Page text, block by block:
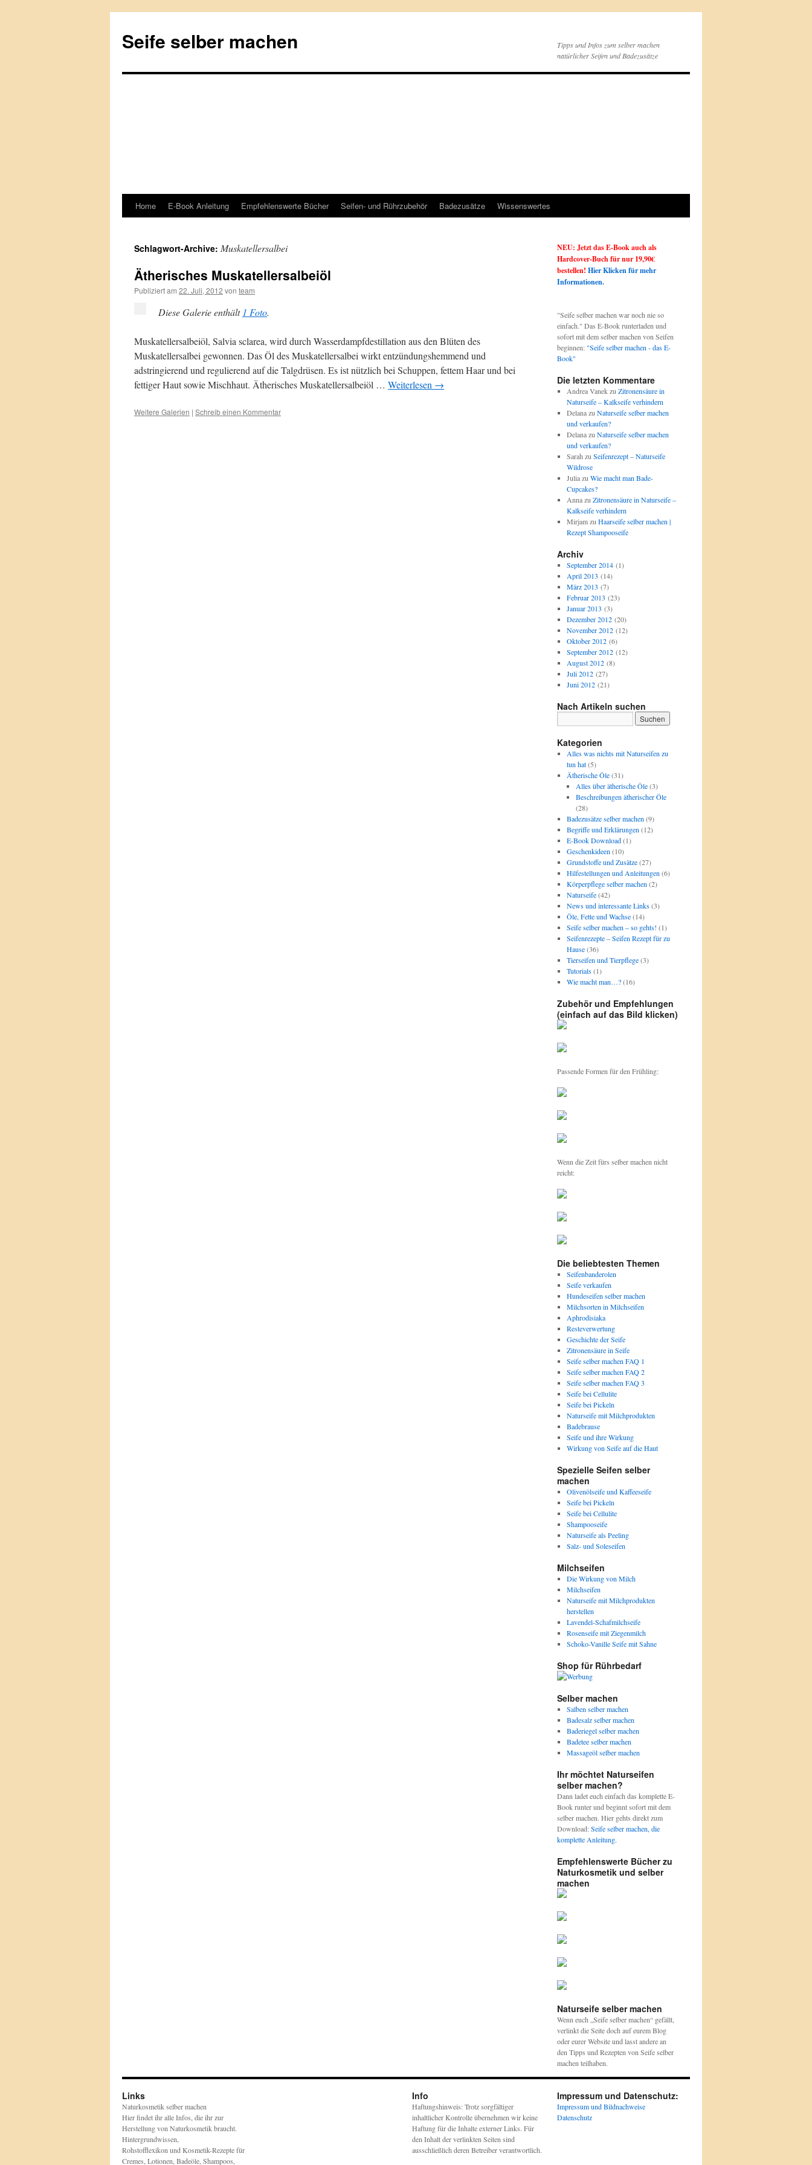
Seife selber machen
Tipps und Infos zum selber machen
natürlicher Seifen und Badezusätze
Springe
Inhalt
Home E-Book Anleitung Empfehlenswerte Bücher Seifen- und Rührzubehör Badezusätze Wissenswertes
Schlagwort-Archive: Muskatellersalbei
Ätherisches Muskatellersalbeiöl
Publiziert am 22. Juli, 2012 von team
Diese Galerie enthält 1 Foto.
Muskatellersalbeiöl, Salvia sclarea, wird durch Wasserdampfdestillation aus den Blüten des
Muskatellersalbei gewonnen. Das Öl des Muskatellersalbei wirkt entzündungshemmend und
adstringierend und regulierend auf die Talgdrüsen. Es ist nützlich bei Schuppen, fettem Haar und bei
fettiger Haut sowie Mischhaut. Ätherisches Muskatellersalbeiöl … Weiterlesen →
Weitere Galerien | Schreib einen Kommentar
NEU: Jetzt das E-Book auch als
Hardcover-Buch für nur 19,90€
bestellen! Hier Klicken für mehr
Informationen.
"Seife selber machen war noch nie so
einfach." Das E-Book runterladen und
sofort mit dem selber machen von Seifen
beginnen: "Seife selber machen - das E-
Book"
Die letzten Kommentare
Andrea Vanekzu Zitronensäure in
Naturseife – Kalkseife verhindern
Delanazu Naturseife selber machen
und verkaufen?
Delanazu Naturseife selber machen
und verkaufen?
Sarah zu Seifenrezept – Naturseife
Wildrose
Juliazu Wie macht man Bade-
Cupcakes?
Annazu Zitronensäure in Naturseife –
Kalkseife verhindern
Mirjamzu Haarseife selber machen |
Rezept Shampooseife
Archiv
September 2014(1)
April 2013 (14)
März 2013 (7)
Februar 2013 (23)
Januar 2013 (3)
Dezember 2012(20)
November 2012(12)
Oktober 2012(6)
September 2012(12)
August 2012(8)
Juli 2012(27)
Juni 2012(21)
Nach Artikeln suchen
Kategorien
Alles was nichts mit Naturseifen zu
tun hat(5)
Ätherische Öle(31)
Alles über ätherische Öle(3)
Beschreibungen ätherischer Öle
(28)
Badezusätze selber machen (9)
Begriffe und Erklärungen (12)
E-Book Download(1)
Geschenkideen (10)
Grundstoffe und Zusätze(27)
Hilfestellungen und Anleitungen (6)
Körperpflege selber machen (2)
Naturseife(42)
News und interessante Links(3)
Öle, Fette und Wachse(14)
Seife selber machen – so gehts! (1)
Seifenrezepte – Seifen Rezept für zu
Hause(36)
Tierseifen und Tierpflege(3)
Tutorials(1)
Wie macht man…?(16)
Zubehör und Empfehlungen
(einfach auf das Bild klicken)
Passende Formen für den Frühling:
Wenn die Zeit fürs selber machen nicht
reicht:
Die beliebtesten Themen
Seifenbanderolen
Seife verkaufen
Hundeseifen selber machen
Milchsorten in Milchseifen
Aphrodisiaka
Resteverwertung
Geschichte der Seife
Zitronensäure in Seife
Seife selber machen FAQ 1
Seife selber machen FAQ 2
Seife selber machen FAQ 3
Seife bei Cellulite
Seife bei Pickeln
Naturseife mit Milchprodukten
Badebrause
Seife und ihre Wirkung
Wirkung von Seife auf die Haut
Spezielle Seifen selber
machen
Olivenölseife und Kaffeeseife
Seife bei Pickeln
Seife bei Cellulite
Shampooseife
Naturseife als Peeling
Salz- und Soleseifen
Milchseifen
Die Wirkung von Milch
Milchseifen
Naturseife mit Milchprodukten
herstellen
Lavendel-Schafmilchseife
Rosenseife mit Ziegenmilch
Schoko-Vanille Seife mit Sahne
Shop für Rührbedarf
Selber machen
Salben selber machen
Badesalz selber machen
Baderiegel selber machen
Badetee selber machen
Massageöl selber machen
Ihr möchtet Naturseifen
selber machen?
Dann ladet euch einfach das komplette E-
Book runter und beginnt sofort mit dem
selber machen. Hier gehts direkt zum
Download:Seife selber machen, die
komplette Anleitung.
Empfehlenswerte Bücher zu
Naturkosmetik und selber
machen
Naturseife selber machen
Wenn euch „Seife selber machen“ gefällt,
verlinkt die Seite doch auf eurem Blog
oder eurer Website und lasst andere an
den Tipps und Rezepten von Seife selber
machen teilhaben.
Links
Naturkosmetik selber machen
Hier findet ihr alle Infos, die ihr zur
Herstellung von Naturkosmetik braucht.
Hintergrundwissen,
Rohstofflexikon und Kosmetik-Rezepte für
Cremes, Lotionen, Badeöle, Shampoos,
Info
Haftungshinweis: Trotz sorgfältiger
inhaltlicher Kontrolle übernehmen wir keine
Haftung für die Inhalte externer Links. Für
den Inhalt der verlinkten Seiten sind
ausschließlich deren Betreiber verantwortlich.
Impressum und Datenschutz:
Impressum und Bildnachweise
Datenschutz